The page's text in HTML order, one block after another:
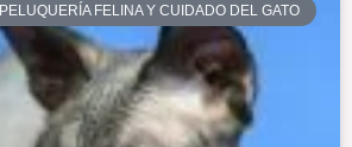
PELUQUERÍA FELINA Y CUIDADO DEL GATO